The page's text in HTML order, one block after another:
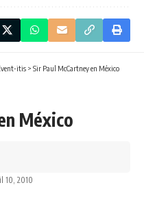
itis > Sir Paul McCartney en México
México
10, 2010